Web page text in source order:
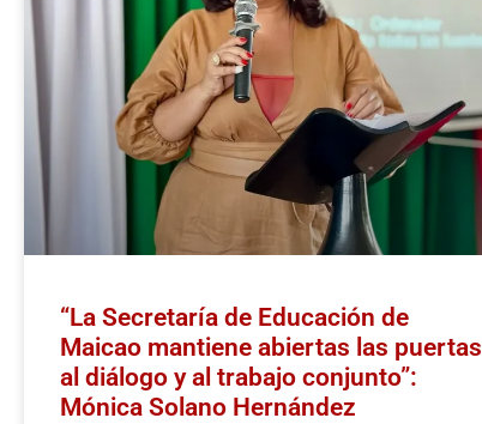
“La Secretaría de Educación de
Maicao mantiene abiertas las puertas
al diálogo y al trabajo conjunto”:
Mónica Solano Hernández